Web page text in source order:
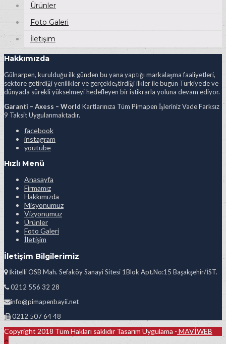
Ürünler
Foto Galeri
İletişim
Hakkımızda
Gülnarpen, kurulduğu ilk günden bu yana yaptığı markalaşma faaliyetleri,
sektöre getirdiği yenilikler ve gerçekleştirdiği ilkler ile bugün Türkiye’de ve
dünyada sürekli yükselmeyi hedefleyen bir istikrarla yoluna devam ediyor.
Garanti – Axess – World Kartlarınıza Tüm Pimapen İşleriniz Vade Farksız
9 Taksit Uygulanmaktadır.
facebook
instagram
youtube
Hızlı Menü
Anasayfa
Firmamız
Hakkımızda
Misyonumuz
Vizyonumuz
Ürünler
Foto Galeri
İletişim
İletişim Bilgilerimiz
İkitelli OSB Mah. Sefaköy Sanayi Sitesi 1Blok Apt.No:15 Başakşehir/İST.
0212 556 32 28
info@pimapenbayii.net
0212 507 64 48
Copyright 2018 Tüm Hakları saklıdır Tasarım Uygulama - MAVİWEB